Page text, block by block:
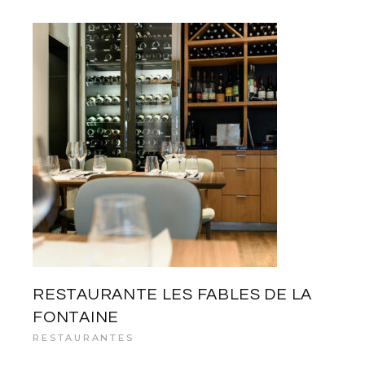
RESTAURANTE LES FABLES DE LA
FONTAINE
RESTAURANTES